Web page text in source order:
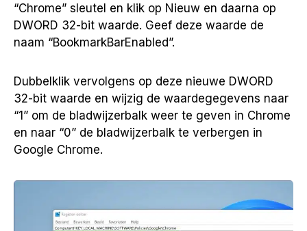
“Chrome” sleutel en klik op Nieuw en daarna op
DWORD 32-bit waarde. Geef deze waarde de
naam “BookmarkBarEnabled”.
Dubbelklik vervolgens op deze nieuwe DWORD
32-bit waarde en wijzig de waardegegevens naar
“1” om de bladwijzerbalk weer te geven in Chrome
en naar “0” de bladwijzerbalk te verbergen in
Google Chrome.